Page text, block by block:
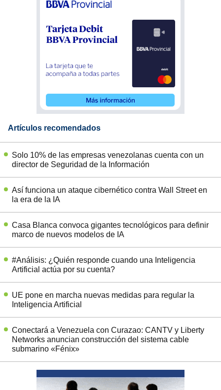
Artículos recomendados
Solo 10% de las empresas venezolanas cuenta con un
director de Seguridad de la Información
Así funciona un ataque cibernético contra Wall Street en
la era de la IA
Casa Blanca convoca gigantes tecnológicos para definir
marco de nuevos modelos de IA
#Análisis: ¿Quién responde cuando una Inteligencia
Artificial actúa por su cuenta?
UE pone en marcha nuevas medidas para regular la
Inteligencia Artificial
Conectará a Venezuela con Curazao: CANTV y Liberty
Networks anuncian construcción del sistema cable
submarino «Fénix»